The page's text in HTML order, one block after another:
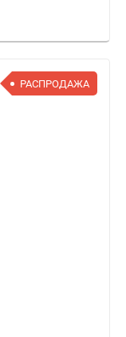
РАСПРОДАЖА